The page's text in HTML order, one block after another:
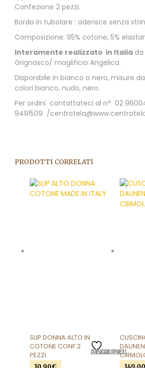
Confezione 2 pezzi.
Bordo in tubolare : aderisce senza
Composizione: 95% cotone, 5%
Interamente realizzato in Italia
Grignasco/ maglificio Angelica.
Disponibile in bianco o nero, misure
colori bianco, nudo, nero.
Per ordini contattateci al n° 02
9491509 /
PRODOTTI CORRELATI
AGGIUNGI ALLA LISTA DEI DESIDERI
SLIP DONNA ALTO IN
COTONE CONF.2
PEZZI